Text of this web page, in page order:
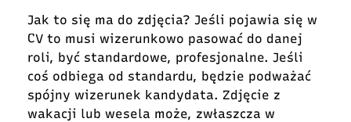
Jak to się ma do zdjęcia? Jeśli pojawia się w
CV to musi wizerunkowo pasować do danej
roli, być standardowe, profesjonalne. Jeśli
coś odbiega od standardu, będzie podważać
spójny wizerunek kandydata. Zdjęcie z
wakacji lub wesela może, zwłaszcza w